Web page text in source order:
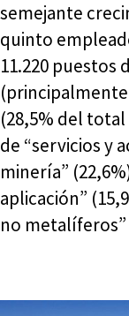
semejante
quinto
11.220
(28,5% del
de “servicios y
minería”
aplicación”
no